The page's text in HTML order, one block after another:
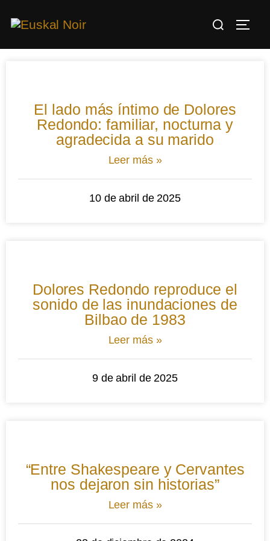
El lado más íntimo de Dolores
Redondo: familiar, nocturna y
agradecida a su marido
Leer más »
10 de abril de 2025
Dolores Redondo reproduce el
sonido de las inundaciones de
Bilbao de 1983
Leer más »
9 de abril de 2025
“Entre Shakespeare y Cervantes
nos dejaron sin historias”
Leer más »